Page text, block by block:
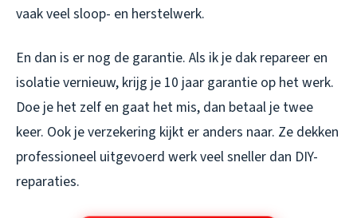
vaak veel sloop- en herstelwerk.
En dan is er nog de garantie. Als ik je dak repareer en
isolatie vernieuw, krijg je 10 jaar garantie op het werk.
Doe je het zelf en gaat het mis, dan betaal je twee
keer. Ook je verzekering kijkt er anders naar. Ze dekken
professioneel uitgevoerd werk veel sneller dan DIY-
reparaties.